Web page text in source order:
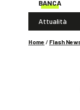
BANCA
Attualità
Home / Flash